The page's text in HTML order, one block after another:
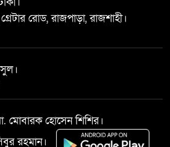
বাঘায় পুলিশ পরিচয়ে চাঁদাবাজির
অভিযোগে ২ ভুয়া পুলিশকে গণপিটুনির
রোড, রাজপাড়া, রাজশাহী।
মোবারক হোসেন শিশির।
রহমান।